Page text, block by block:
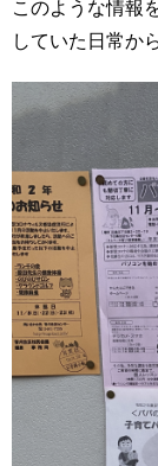
このような情報
していた日常か